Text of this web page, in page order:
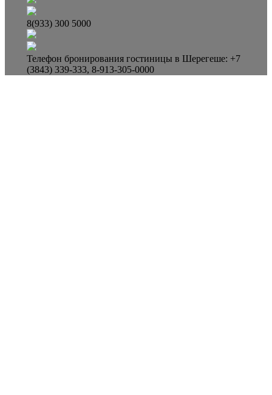
8(933) 300 5000
Телефон бронирования гостиницы в Шерегеше: +7
(3843) 339-333, 8-913-305-0000